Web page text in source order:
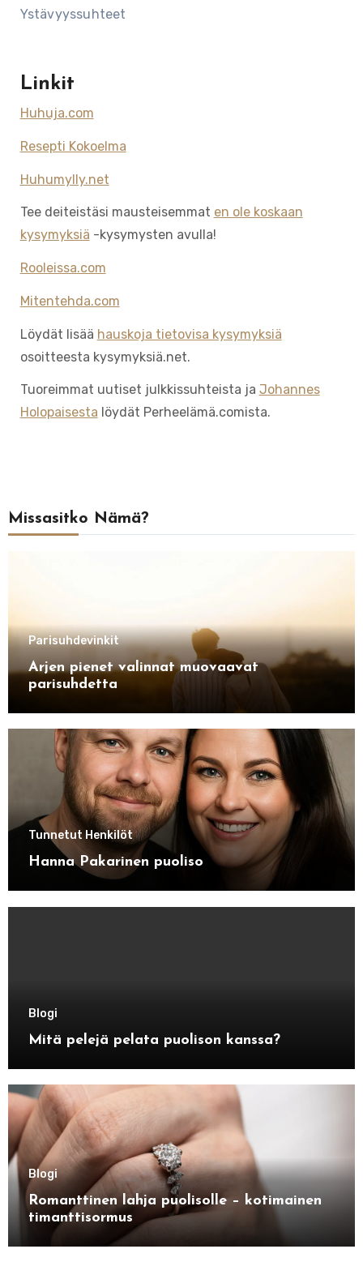
Ystävyyssuhteet
Linkit
Huhuja.com
Resepti Kokoelma
Huhumylly.net
Tee deiteistäsi mausteisemmat en ole koskaan
kysymyksiä -kysymysten avulla!
Rooleissa.com
Mitentehda.com
Löydät lisää hauskoja tietovisa kysymyksiä
osoitteesta kysymyksiä.net.
Tuoreimmat uutiset julkkissuhteista ja Johannes
Holopaisesta löydät Perheelämä.comista.
Missasitko Nämä?
Parisuhdevinkit
Arjen pienet valinnat muovaavat
parisuhdetta
Tunnetut Henkilöt
Hanna Pakarinen puoliso
Blogi
Mitä pelejä pelata puolison kanssa?
Blogi
Romanttinen lahja puolisolle – kotimainen
timanttisormus